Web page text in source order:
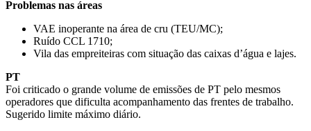
Problemas nas áreas
VAE inoperante na área de cru (TEU/MC);
Ruído CCL 1710;
Vila das empreiteiras com situação das caixas d’água e lajes.
PT
Foi criticado o grande volume de emissões de PT pelo mesmos
operadores que dificulta acompanhamento das frentes de trabalho.
Sugerido limite máximo diário.